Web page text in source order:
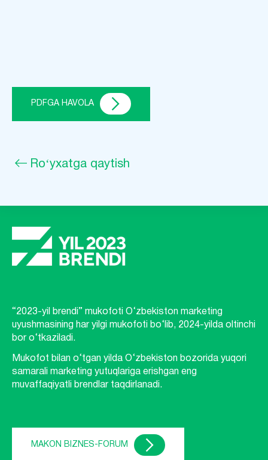
PDFGA HAVOLA
Roʻyxatga qaytish
“2023-yil brendi” mukofoti O‘zbekiston marketing
uyushmasining har yilgi mukofoti bo‘lib, 2024-yilda oltinchi
bor o‘tkaziladi.
Mukofot bilan o‘tgan yilda O‘zbekiston bozorida yuqori
samarali marketing yutuqlariga erishgan eng
muvaffaqiyatli brendlar taqdirlanadi.
MAKON BIZNES-FORUM